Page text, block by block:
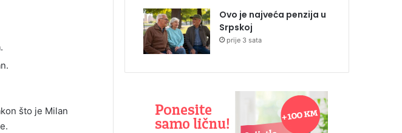
što je Milan
Ovo je najveća penzija u
Srpskoj
prije 3 sata